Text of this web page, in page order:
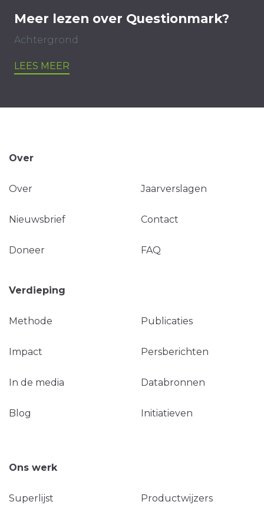
Meer lezen over Questionmark?
Achtergrond
LEES MEER
Over
Over Jaarverslagen
Nieuwsbrief Contact
Doneer FAQ
Verdieping
Methode Publicaties
Impact Persberichten
In de media Databronnen
Blog Initiatieven
Ons werk
Superlijst Productwijzers